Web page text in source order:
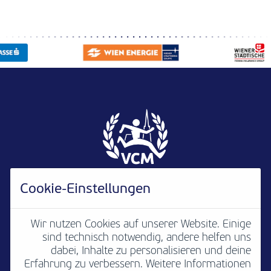
Newsletter B2B Media Kontakt
Cookie-Einstellungen
Wir nutzen Cookies auf unserer Website. Einige
sind technisch notwendig, andere helfen uns
dabei, Inhalte zu personalisieren und deine
Erfahrung zu verbessern. Weitere Informationen